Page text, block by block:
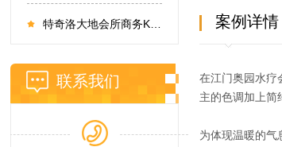
联系我们
案例详情
在江门奥园水疗
主的色调加上简
为体现温暖的气